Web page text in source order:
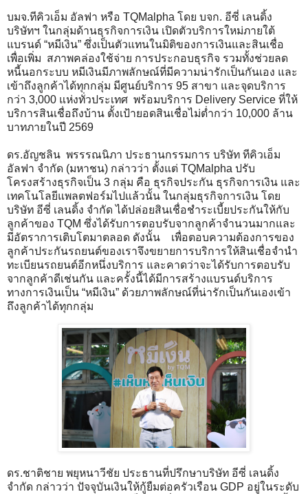
บมจ.ทีคิวเอ็ม อัลฟา หรือ TQMalpha โดย บจก. อีซี่ เลนดิ้ง
บริษัทฯ ในกลุ่มด้านธุรกิจการเงิน เปิดตัวบริการใหม่ภายใต้
แบรนด์ “หมีเงิน” ซึ่งเป็นตัวแทนในมิติของการเงินและสินเชื่อ
เพื่อเพิ่ม สภาพคล่องใช้จ่าย การประกอบธุรกิจ รวมทั้งช่วยลด
หนี้นอกระบบ หมีเงินมีภาพลักษณ์ที่มีความน่ารักเป็นกันเอง และ
เข้าถึงลูกค้าได้ทุกกลุ่ม มีศูนย์บริการ 95 สาขา และจุดบริการ
กว่า 3,000 แห่งทั่วประเทศ พร้อมบริการ Delivery Service ที่ให้
บริการสินเชื่อถึงบ้าน ตั้งเป้ายอดสินเชื่อไม่ต่ำกว่า 10,000 ล้าน
บาทภายในปี 2569
ดร.อัญชลิน พรรรณนิภา ประธานกรรมการ บริษัท ทีคิวเอ็ม
อัลฟา จำกัด (มหาชน) กล่าวว่า ตั้งแต่ TQMalpha ปรับ
โครงสร้างธุรกิจเป็น 3 กลุ่ม คือ ธุรกิจประกัน ธุรกิจการเงิน และ
เทคโนโลยีแพลตฟอร์มไปแล้วนั้น ในกลุ่มธุรกิจการเงิน โดย
บริษัท อีซี่ เลนดิ้ง จำกัด ได้ปล่อยสินเชื่อชำระเบี้ยประกันให้กับ
ลูกค้าของ TQM ซึ่งได้รับการตอบรับจากลูกค้าจำนวนมากและ
มีอัตราการเติบโตมาตลอด ดังนั้น เพื่อตอบความต้องการของ
ลูกค้าประกันรถยนต์ของเราจึงขยายการบริการให้สินเชื่อจำนำ
ทะเบียนรถยนต์อีกหนึ่งบริการ และคาดว่าจะได้รับการตอบรับ
จากลูกค้าดีเช่นกัน และครั้งนี้ได้มีการสร้างแบรนด์บริการ
ทางการเงินเป็น “หมีเงิน” ด้วยภาพลักษณ์ที่น่ารักเป็นกันเองเข้า
ถึงลูกค้าได้ทุกกลุ่ม
ดร.ชาติชาย พยุหนาวีชัย ประธานที่ปรึกษาบริษัท อีซี่ เลนดิ้ง
จำกัด กล่าวว่า ปัจจุบันเงินให้กู้ยืมต่อครัวเรือน GDP อยู่ในระดับ